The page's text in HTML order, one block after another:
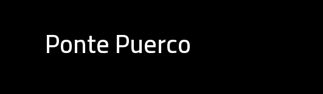
Ponte Puerco